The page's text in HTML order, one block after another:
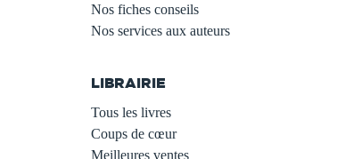
Nos fiches conseils
Nos services aux auteurs
LIBRAIRIE
Tous les livres
Coups de cœur
Meilleures ventes